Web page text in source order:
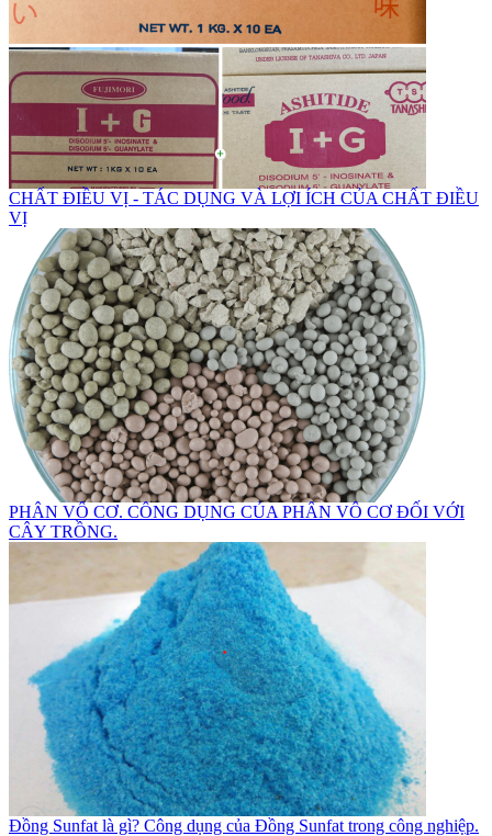
CHẤT ĐIỀU VỊ - TÁC DỤNG VÀ LỢI ÍCH CỦA CHẤT ĐIỀU
VỊ
PHÂN VÔ CƠ. CÔNG DỤNG CỦA PHÂN VÔ CƠ ĐỐI VỚI
CÂY TRỒNG.
Đồng Sunfat là gì? Công dụng của Đồng Sunfat trong công nghiệp.